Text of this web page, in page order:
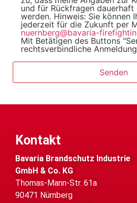
und für Rückfragen
werden. Hinweis: Sie können
jederzeit für die Zukunft per
nuernberg@bavaria-
Mit Betätigen des Buttons
rechtsverbindliche
Kontakt
Bavaria Brandschutz Industrie
GmbH & Co. KG
Thomas-Mann-Str. 61a
90471 Nürnberg